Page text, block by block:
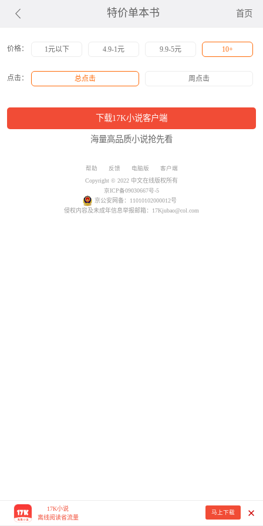
特价单本书 首页
价格： 1元以下 4.9-1元 9.9-5元 10+
点击： 总点击 周点击
下载17K小说客户端
海量高品质小说抢先看
帮助 反馈 电脑版
客户端
Copyright © 2022 中文在线版权所有
京ICP备09030667号-5
京公安网备：11010102000012号
侵权内容及未成年信息举报邮箱：17Kjubao@col.com
17K小说
离线阅读省流量
马上下载